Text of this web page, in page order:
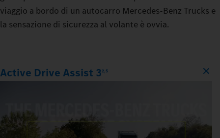
viaggio a bordo di un autocarro Mercedes‑Benz Trucks e
la sensazione di sicurezza al volante è ovvia.
Active Drive Assist 32,5